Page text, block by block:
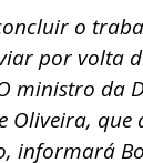
o
por volta
ministro da
Oliveira, que
informará